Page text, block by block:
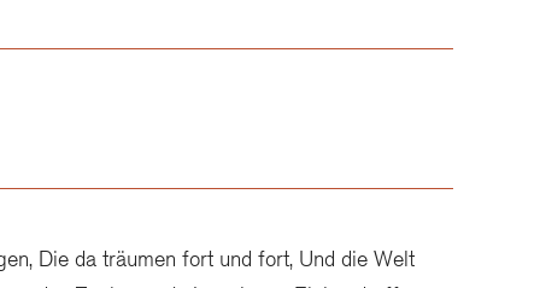
Die da träumen fort und fort, Und die Welt